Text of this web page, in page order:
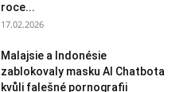
roce...
17.02.2026
Malajsie a Indonésie
zablokovaly masku AI Chatbota
kvůli falešné pornografii